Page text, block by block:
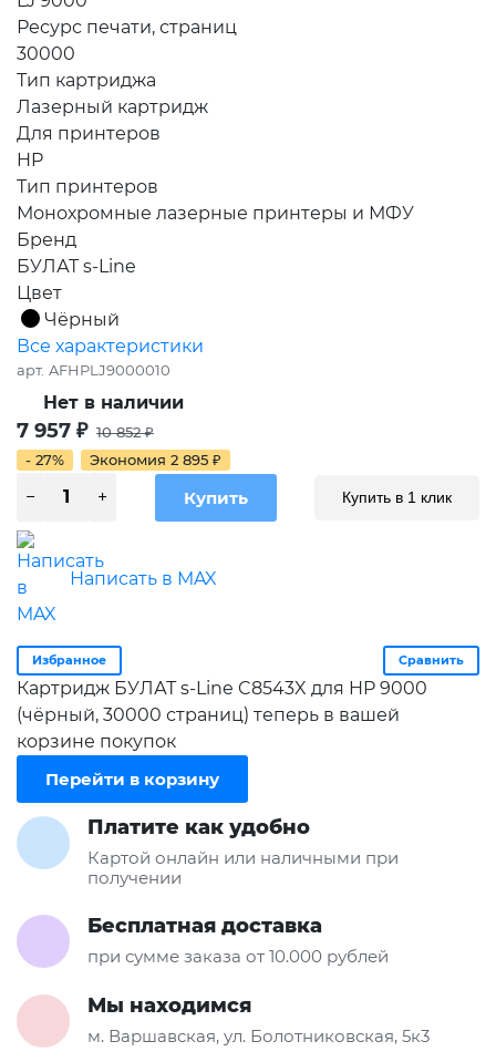
Ресурс печати, страниц
30000
Тип картриджа
Лазерный картридж
Для принтеров
HP
Тип принтеров
Монохромные лазерные принтеры и МФУ
Бренд
БУЛАТ s-Line
Цвет
Чёрный
Все характеристики
арт. AFHPLJ9000010
Нет в наличии
7 957 ₽ 10 852₽
- 27%
Экономия 2 895 ₽
Купить в 1 клик
Написать в MAX
Избранное Сравнить
Картридж БУЛАТ s-Line C8543X для HP 9000
(чёрный, 30000 страниц) теперь в вашей
корзине покупок
Перейти в корзину
Платите как удобно
Картой онлайн или наличными при
получении
Бесплатная доставка
при сумме заказа от 10.000 рублей
Мы находимся
м. Варшавская, ул. Болотниковская, 5к3